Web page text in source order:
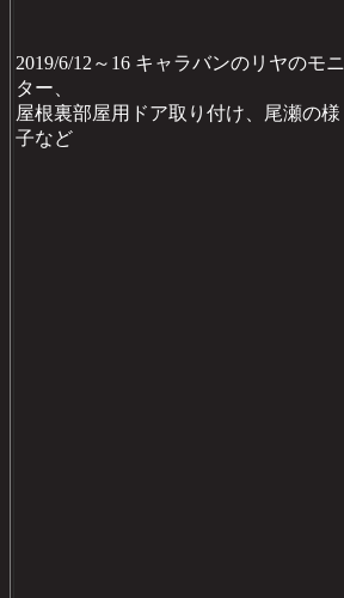
2019/6/12～16 キャラバンのリヤのモニ
ター、
屋根裏部屋用ドア取り付け、尾瀬の様
子など